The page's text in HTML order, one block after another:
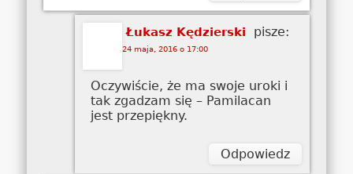
Łukasz Kędzierski pisze:
24 maja, 2016 o 17:00
Oczywiście, że ma swoje uroki i
tak zgadzam się – Pamilacan
jest przepiękny.
Odpowiedz